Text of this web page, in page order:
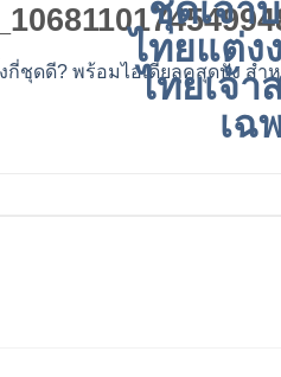
กี่ชุดดี? พร้อมไอเดียลุคสุดปัง สำห